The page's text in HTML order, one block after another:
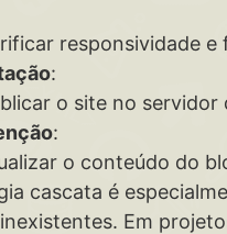
responsividade
:
o site no servidor
:
o conteúdo do
cascata é
Em